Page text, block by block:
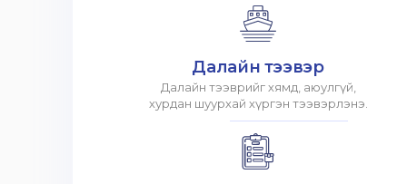
Далайн тээвэр
Далайн тээврийг хямд, аюулгүй,
хурдан шуурхай хүргэн тээвэрлэнэ.